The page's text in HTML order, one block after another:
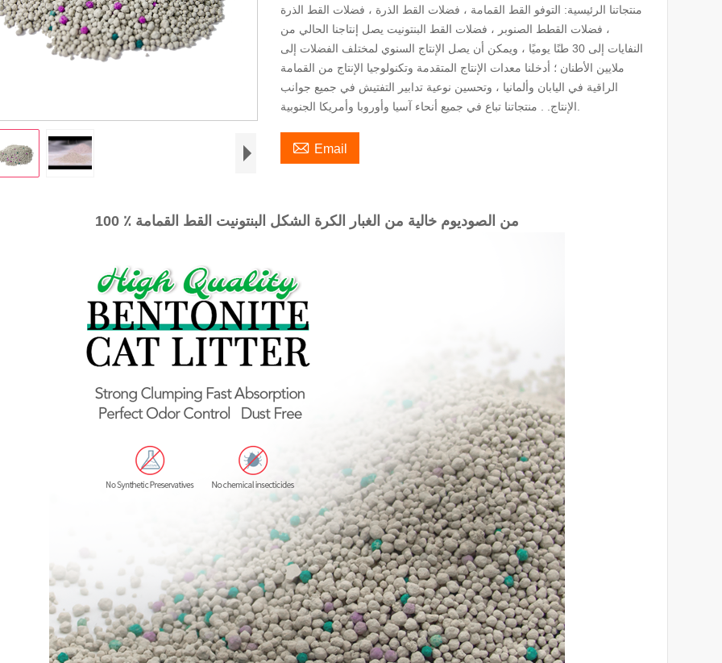
منتجاتنا الرئيسية: التوفو القط القمامة ، فضلات القط الذرة ، فضلات القط الذرة
، فضلات القطط الصنوبر ، فضلات القط البنتونيت يصل إنتاجنا الحالي من
النفايات إلى 30 طنًا يوميًا ، ويمكن أن يصل الإنتاج السنوي لمختلف الفضلات إلى
ملايين الأطنان ؛ أدخلنا معدات الإنتاج المتقدمة وتكنولوجيا الإنتاج من القمامة
الراقية في اليابان وألمانيا ، وتحسين نوعية تدابير التفتيش في جميع جوانب
 Email
100 ٪ من الصوديوم خالية من الغبار الكرة الشكل البنتونيت القط القمامة